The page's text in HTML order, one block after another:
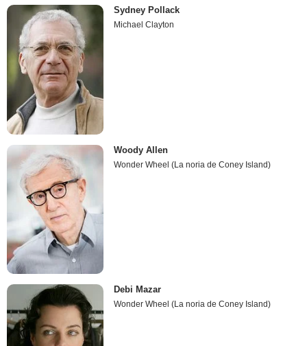
Sydney Pollack
Michael Clayton
Woody Allen
Wonder Wheel (La noria de Coney Island)
Debi Mazar
Wonder Wheel (La noria de Coney Island)